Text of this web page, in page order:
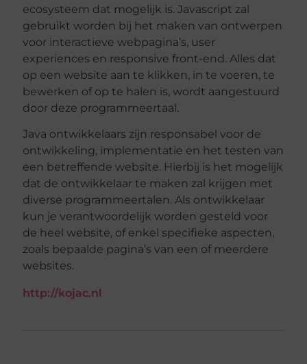
ecosysteem dat mogelijk is. Javascript zal
gebruikt worden bij het maken van ontwerpen
voor interactieve webpagina’s, user
experiences en responsive front-end. Alles dat
op een website aan te klikken, in te voeren, te
bewerken of op te halen is, wordt aangestuurd
door deze programmeertaal.
Java ontwikkelaars zijn responsabel voor de
ontwikkeling, implementatie en het testen van
een betreffende website. Hierbij is het mogelijk
dat de ontwikkelaar te maken zal krijgen met
diverse programmeertalen. Als ontwikkelaar
kun je verantwoordelijk worden gesteld voor
de heel website, of enkel specifieke aspecten,
zoals bepaalde pagina’s van een of meerdere
websites.
http://kojac.nl